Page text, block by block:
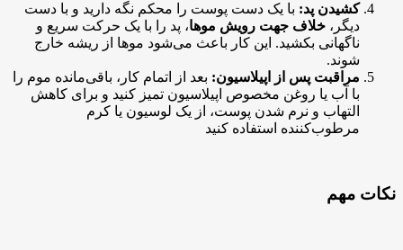
کشیدن پد: با یک دست پوست را محکم نگه دارید و با دست
دیگر، خلاف جهت رویش موها، پد را با یک حرکت سریع و
ناگهانی بکشید. این کار باعث می‌شود موها از ریشه خارج
شوند.
مراقبت پس از اپیلاسیون: بعد از اتمام کار، باقی‌مانده موم را
با آب یا روغن مخصوص اپیلاسیون تمیز کنید و برای کاهش
التهاب و نرم شدن پوست، از یک لوسیون یا کرم
مرطوب‌کننده استفاده کنید
نکات مهم